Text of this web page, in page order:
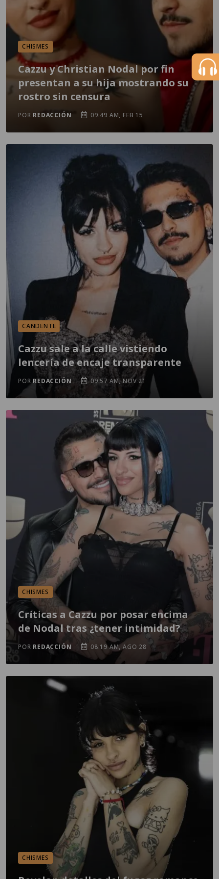
CHISMES
Cazzu y Christian Nodal por fin
presentan a su hija mostrando su
rostro sin censura
POR REDACCIÓN 09:49 AM, FEB 15
CANDENTE
Cazzu sale a la calle vistiendo
lencería de encaje transparente
PORREDACCIÓN 09:57 AM, NOV 21
CHISMES
Críticas a Cazzu por posar encima
de Nodal tras ¿tener intimidad?
POR REDACCIÓN 08:19 AM, AGO 28
CHISMES